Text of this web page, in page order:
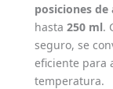
posiciones de
hasta 250 ml.
seguro, se
eficiente para
temperatura.